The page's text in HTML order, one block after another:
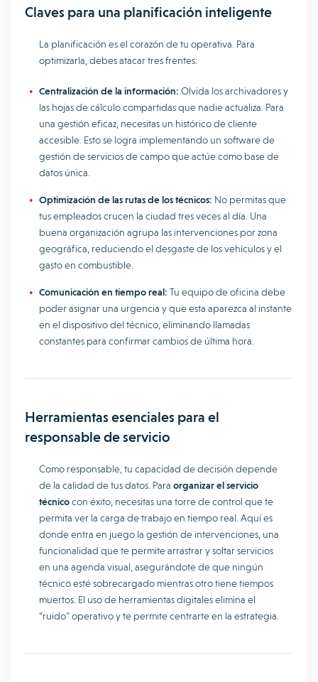
Claves para una planificación inteligente
La planificación es el corazón de tu operativa. Para
optimizarla, debes atacar tres frentes:
Centralización de la información: Olvida los archivadores y
las hojas de cálculo compartidas que nadie actualiza. Para
una gestión eficaz, necesitas un histórico de cliente
accesible. Esto se logra implementando un software de
gestión de servicios de campo que actúe como base de
datos única.
Optimización de las rutas de los técnicos: No permitas que
tus empleados crucen la ciudad tres veces al día. Una
buena organización agrupa las intervenciones por zona
geográfica, reduciendo el desgaste de los vehículos y el
gasto en combustible.
Comunicación en tiempo real: Tu equipo de oficina debe
poder asignar una urgencia y que esta aparezca al instante
en el dispositivo del técnico, eliminando llamadas
constantes para confirmar cambios de última hora.
Herramientas esenciales para el
responsable de servicio
Como responsable, tu capacidad de decisión depende
de la calidad de tus datos. Para organizar el servicio
técnicocon éxito, necesitas una torre de control que te
permita ver la carga de trabajo en tiempo real. Aquí es
donde entra en juego la gestión de intervenciones, una
funcionalidad que te permite arrastrar y soltar servicios
en una agenda visual, asegurándote de que ningún
técnico esté sobrecargado mientras otro tiene tiempos
muertos. El uso de herramientas digitales elimina el
“ruido” operativo y te permite centrarte en la estrategia.